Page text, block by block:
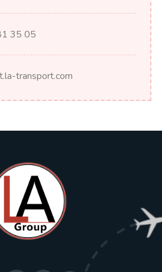
35 05
transport.com